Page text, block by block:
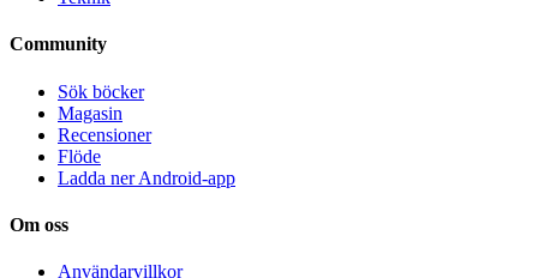
Community
Sök böcker
Magasin
Recensioner
Flöde
Ladda ner Android-app
Om oss
Användarvillkor